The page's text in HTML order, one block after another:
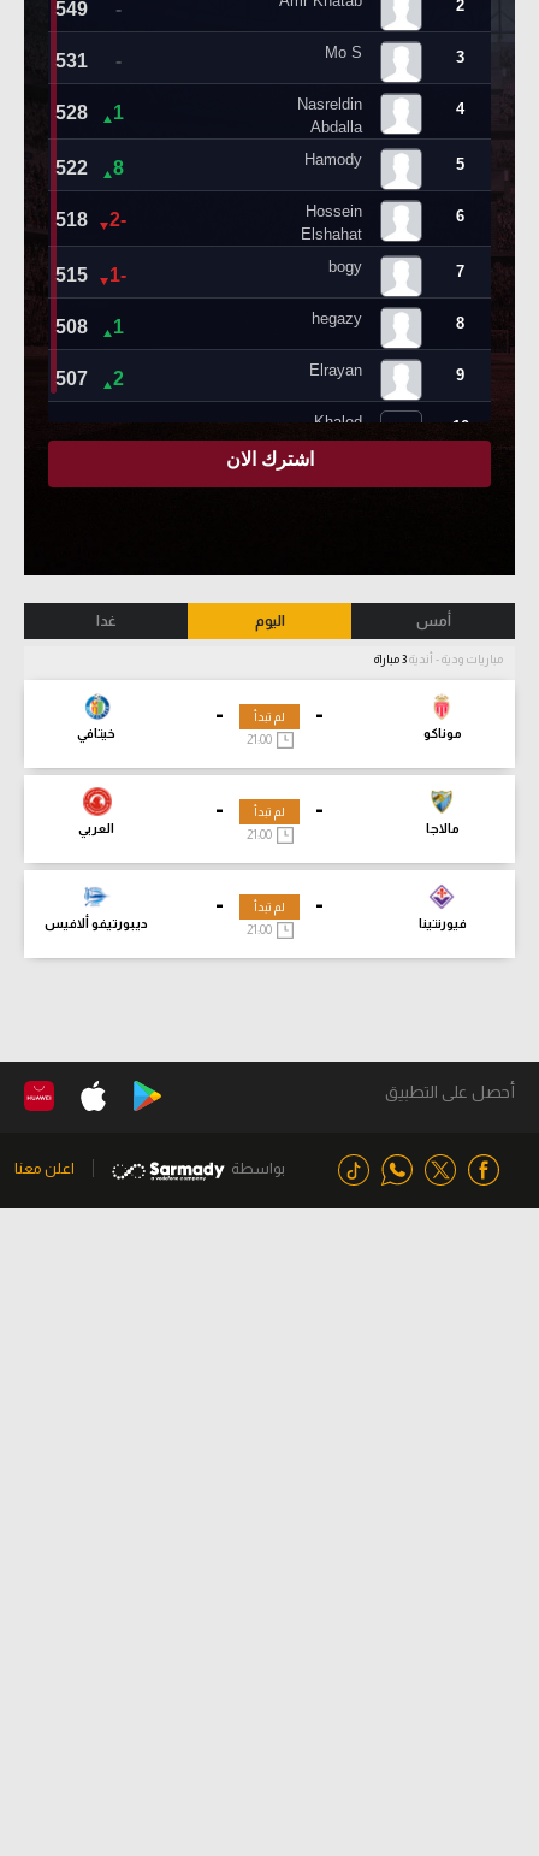
أمس اليوم غدا
مباريات ودية - أندية
-
موناكو
-
خيتافي
لم تبدأ
21:00
-
مالاجا
-
العربي
لم تبدأ
21:00
-
فيورنتينا
-
ديبورتيفو ألافيس
لم تبدأ
21:00
أحصل على التطبيق
بواسطة اعلن معنا